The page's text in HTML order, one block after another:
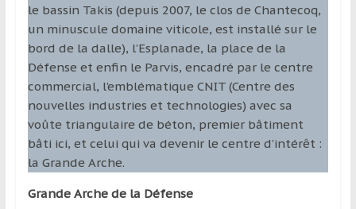
le bassin Takis (depuis 2007, le clos de Chantecoq,
un minuscule domaine viticole, est installé sur le
bord de la dalle), l’Esplanade, la place de la
Défense et enfin le Parvis, encadré par le centre
commercial, l’emblématique CNIT (Centre des
nouvelles industries et technologies) avec sa
voûte triangulaire de béton, premier bâtiment
bâti ici, et celui qui va devenir le centre d’intérêt :
la Grande Arche.
Grande Arche de la Défense